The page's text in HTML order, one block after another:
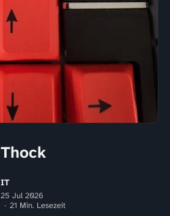
Thock
IT
25 Jul 2026
21 Min. Lesezeit